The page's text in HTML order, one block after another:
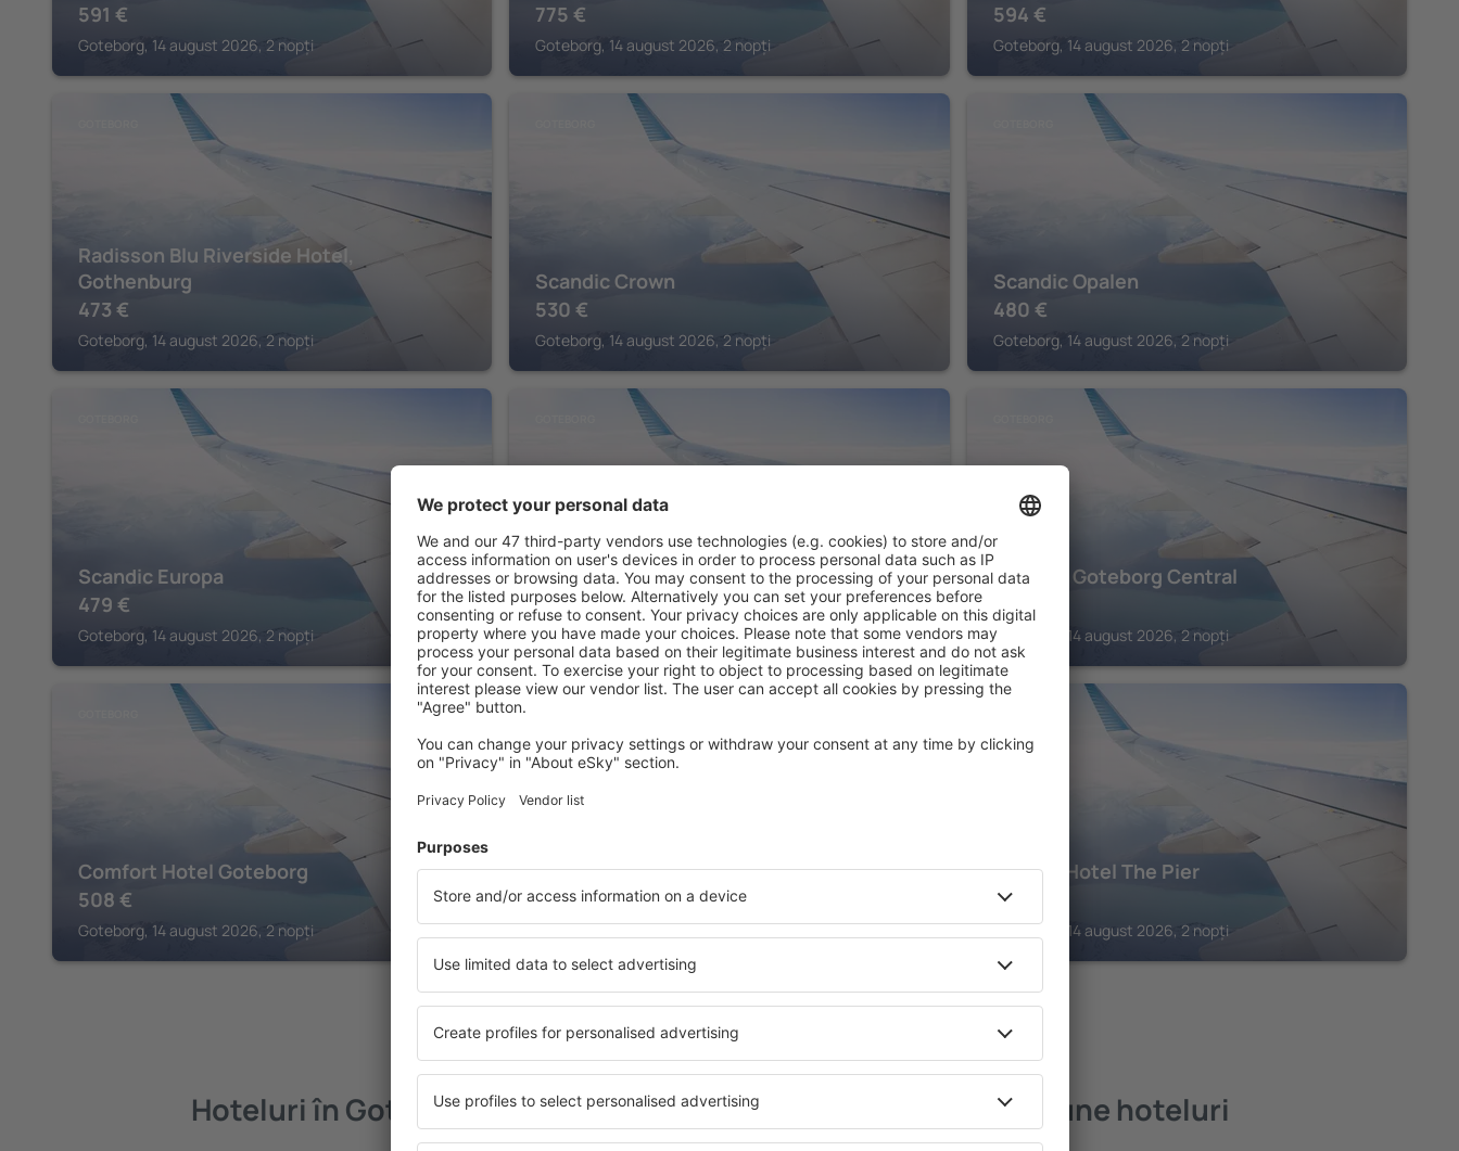
591 €
Goteborg, 14 august 2026, 2 nopți
775 €
Goteborg, 14 august 2026, 2 nopți
594 €
Goteborg, 14 august 2026, 2 nopți
Radisson Blu Riverside Hotel,
Gothenburg
473 €
Goteborg, 14 august 2026, 2 nopți
Scandic Crown
530 €
Goteborg, 14 august 2026, 2 nopți
Scandic Opalen
480 €
Goteborg, 14 august 2026, 2 nopți
Scandic Europa
479 €
Goteborg, 14 august 2026, 2 nopți
Liseberg Grand Curiosa Hotel
480 €
Goteborg, 14 august 2026, 2 nopți
Scandic Goteborg Central
525 €
Goteborg, 14 august 2026, 2 nopți
Comfort Hotel Goteborg
508 €
Goteborg, 14 august 2026, 2 nopți
Elite Park Avenue Hotel
272€
Goteborg, 17 august 2026, 2 nopți
Clarion Hotel The Pier
577
Goteborg, 14 august 2026, 2 nopți
Hoteluri în Goteborg Goteborg – cele mai bune hoteluri